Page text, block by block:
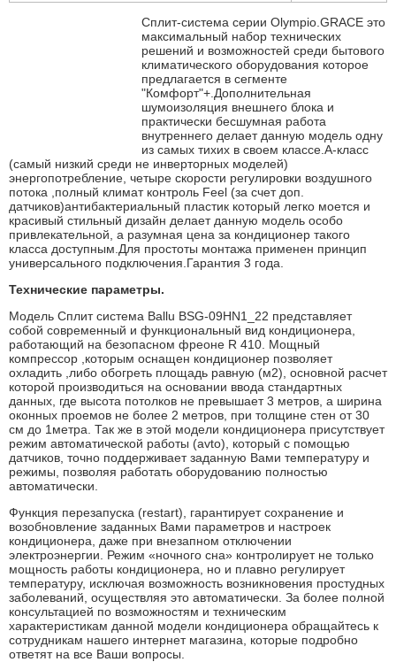
Сплит-система серии Olympio.GRACE это
максимальный набор технических
решений и возможностей среди бытового
климатического оборудования которое
предлагается в сегменте
"Комфорт"+.Дополнительная
шумоизоляция внешнего блока и
практически бесшумная работа
внутреннего делает данную модель одну
из самых тихих в своем классе.А-класс
(самый низкий среди не инверторных моделей)
энергопотребление, четыре скорости регулировки воздушного
потока ,полный климат контроль Feel (за счет доп.
датчиков)антибактериальный пластик который легко моется и
красивый стильный дизайн делает данную модель особо
привлекательной, а разумная цена за кондиционер такого
класса доступным.Для простоты монтажа применен принцип
универсального подключения.Гарантия 3 года.
Технические параметры.
Модель Сплит система Ballu BSG-09HN1_22 представляет
собой современный и функциональный вид кондиционера,
работающий на безопасном фреоне R 410. Мощный
компрессор ,которым оснащен кондиционер позволяет
охладить ,либо обогреть площадь равную (м2), основной расчет
которой производиться на основании ввода стандартных
данных, где высота потолков не превышает 3 метров, а ширина
оконных проемов не более 2 метров, при толщине стен от 30
см до 1метра. Так же в этой модели кондиционера присутствует
режим автоматической работы (avto), который с помощью
датчиков, точно поддерживает заданную Вами температуру и
режимы, позволяя работать оборудованию полностью
автоматически.
Функция перезапуска (restart), гарантирует сохранение и
возобновление заданных Вами параметров и настроек
кондиционера, даже при внезапном отключении
электроэнергии. Режим «ночного сна» контролирует не только
мощность работы кондиционера, но и плавно регулирует
температуру, исключая возможность возникновения простудных
заболеваний, осуществляя это автоматически. За более полной
консультацией по возможностям и техническим
характеристикам данной модели кондиционера обращайтесь к
сотрудникам нашего интернет магазина, которые подробно
ответят на все Ваши вопросы.